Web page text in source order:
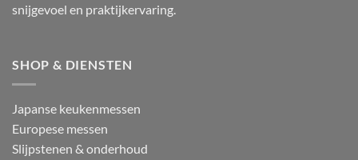
snijgevoel en praktijkervaring.
SHOP & DIENSTEN
Japanse keukenmessen
Europese messen
Slijpstenen & onderhoud